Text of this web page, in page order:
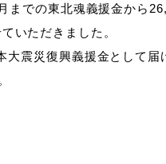
までの東北魂義援金から
いただきました。
大震災復興義援金として